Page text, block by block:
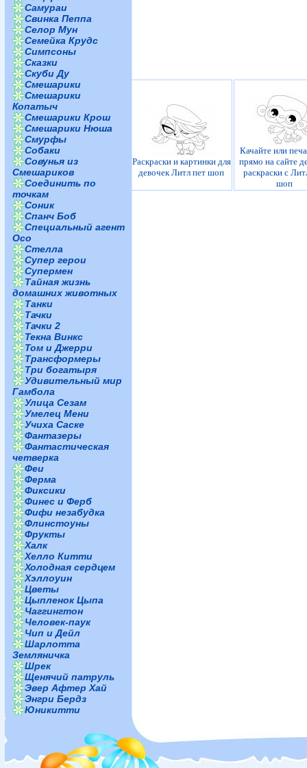
Самураи
Свинка Пеппа
Селор Мун
Семейка Крудс
Симпсоны
Сказки
Скуби Ду
Смешарики
Смешарики
Копатыч
Смешарики Крош
Смешарики Нюша
Смурфы
Собаки
Совунья из
Смешариков
Соединить по
точкам
Соник
Спанч Боб
Специальный агент
Осо
Стелла
Супер герои
Супермен
Тайная жизнь
домашних животных
Танки
Тачки
Тачки 2
Текна Винкс
Том и Джерри
Трансформеры
Три богатыря
Удивительный мир
Гамбола
Улица Сезам
Умелец Мени
Учиха Саске
Фантазеры
Фантастическая
четверка
Феи
Ферма
Фиксики
Финес и Ферб
Фифи незабудка
Флинстоуны
Фрукты
Халк
Хелло Китти
Холодная сердцем
Хэллоуин
Цветы
Цыпленок Цыпа
Чаггингтон
Человек-паук
Чип и Дейл
Шарлотта
Земляничка
Шрек
Щенячий патруль
Эвер Афтер Хай
Энгри Бердз
Юникитти
Раскраски и картинки для
девочек Литл пет шоп
Качайте или
прямо на сайте
раскраски с
шоп